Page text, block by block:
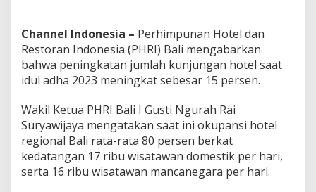
Channel Indonesia – Perhimpunan Hotel dan
Restoran Indonesia (PHRI) Bali mengabarkan
bahwa peningkatan jumlah kunjungan hotel saat
idul adha 2023 meningkat sebesar 15 persen.
Wakil Ketua PHRI Bali I Gusti Ngurah Rai
Suryawijaya mengatakan saat ini okupansi hotel
regional Bali rata-rata 80 persen berkat
kedatangan 17 ribu wisatawan domestik per hari,
serta 16 ribu wisatawan mancanegara per hari.